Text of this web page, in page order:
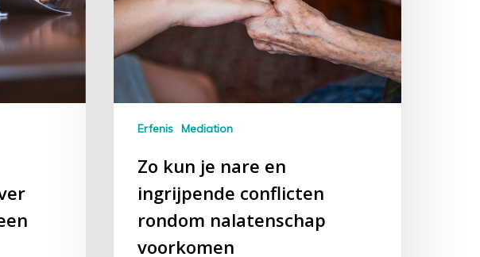
Erfenis Mediation
Zo kun je nare en
ingrijpende conflicten
rondom nalatenschap
voorkomen